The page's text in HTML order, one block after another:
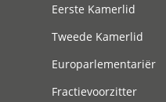
Eerste Kamerlid
Tweede Kamerlid
Europarlementariër
Fractievoorzitter